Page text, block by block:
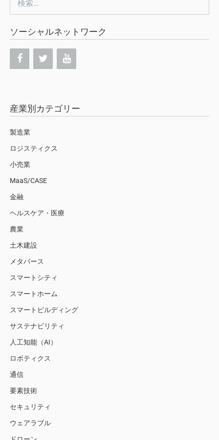
ソーシャルネットワーク
産業別カテゴリー
製造業
ロジスティクス
小売業
MaaS/CASE
金融
ヘルスケア・医療
農業
土木建設
メタバース
スマートシティ
スマートホーム
スマートビルディング
サステナビリティ
人工知能（AI）
ロボティクス
通信
要素技術
セキュリティ
ウェアラブル